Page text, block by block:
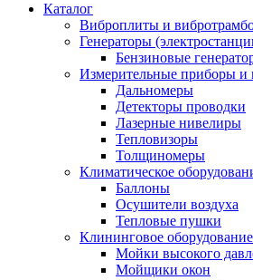
Каталог
Виброплиты и
Генераторы
Бензиновые
Измерительные приборы и
Дальномеры
Детекторы проводки
Лазерные нивелиры
Тепловизоры
Толщиномеры
Климатическое
Баллоны
Осушители воздуха
Тепловые пушки
Клининговое оборудование
Мойки высокого
Мойщики окон